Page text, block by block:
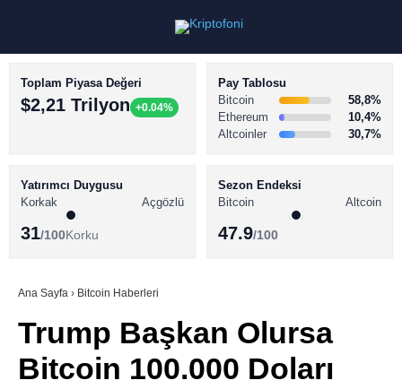
Youtube
TikTok
BİTCOİN HABERLERİ
ALTCOİN HABERLERİ
SÖZLÜK
Toplam Piyasa Değeri
$2,21 Trilyon +0.04%
Pay Tablosu
Bitcoin
58,8%
Ethereum
10,4%
Altcoinler
30,7%
Yatırımcı Duygusu
Korkak
Açgözlü
31/100Korku
Sezon Endeksi
Bitcoin
Altcoin
47.9/100
Ana Sayfa › Bitcoin Haberleri
Trump Başkan Olursa
Bitcoin 100.000 Doları